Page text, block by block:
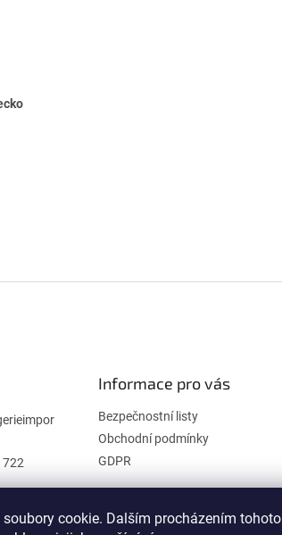
cookie. Dalším procházením tohoto
722
Informace pro vás
Bezpečnostní listy
Obchodní podmínky
GDPR